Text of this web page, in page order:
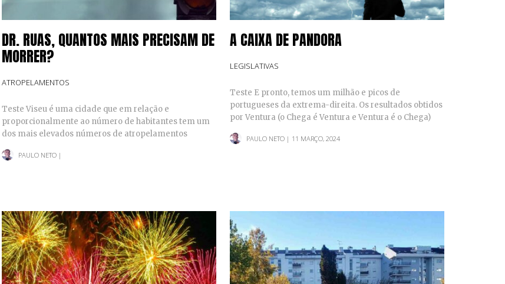
DR. RUAS, QUANTOS MAIS PRECISAM DE
MORRER?
ATROPELAMENTOS
Teste Viseu é uma cidade que em relação e
proporcionalmente ao número de habitantes tem um
dos mais elevados números de atropelamentos
PAULO NETO|
A CAIXA DE PANDORA
LEGISLATIVAS
Teste E pronto, temos um milhão e picos de
portugueses da extrema-direita. Os resultados obtidos
por Ventura (o Chega é Ventura e Ventura é o Chega)
PAULO NETO| 11 MARÇO, 2024